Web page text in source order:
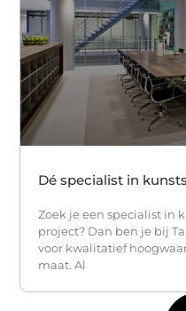
Dé specialist in
Zoek je een specialist in
project? Dan ben je bij
voor kwalitatief
maat. Al